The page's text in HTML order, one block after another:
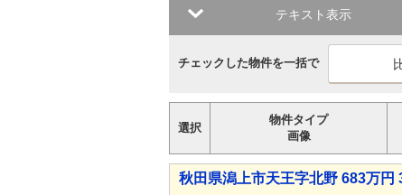
テキスト表示
チェックした物件を一括で
選択
物件タイプ
画像
秋田県潟上市天王字北野 683万円